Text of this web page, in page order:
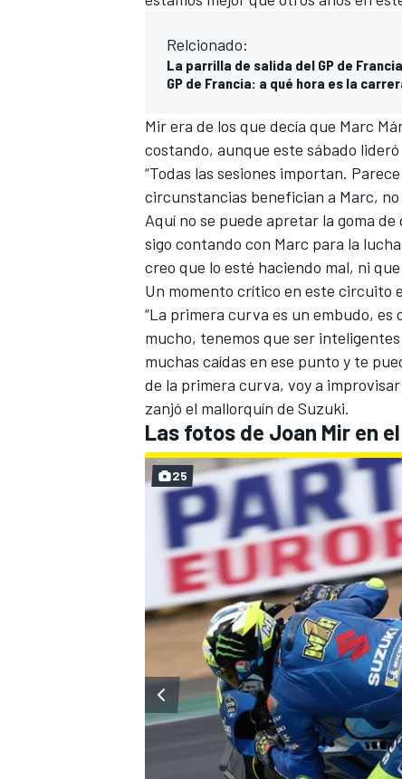
Relcionado:
La parrilla de salida del GP de
GP de Francia: a qué hora es la
Mir era de los que decía que Marc
costando, aunque este sábado
“Todas las sesiones importan.
circunstancias benefician a Marc,
Aquí no se puede apretar la goma
sigo contando con Marc para la
creo que lo esté haciendo mal, ni
Un momento crítico en este circuito
“La primera curva es un embudo,
mucho, tenemos que ser
muchas caídas en ese punto y te
de la primera curva, voy a
zanjó el mallorquín de Suzuki.
Las fotos de Joan Mir en
25